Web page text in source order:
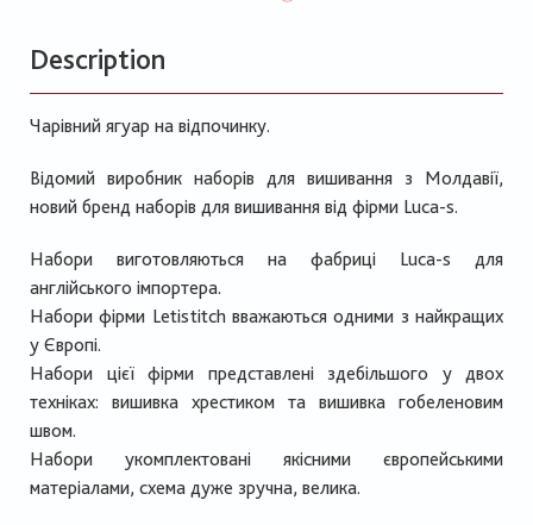
Description
Чарівний ягуар на відпочинку.
Відомий виробник наборів для вишивання з Молдавії,
новий бренд наборів для вишивання від фірми Luca-s.
Набори виготовляються на фабриці Luca-s для
англійського імпортера.
Набори фірми Letistitch вважаються одними з найкращих
у Європі.
Набори цієї фірми представлені здебільшого у двох
техніках: вишивка хрестиком та вишивка гобеленовим
швом.
Набори укомплектовані якісними європейськими
матеріалами, схема дуже зручна, велика.